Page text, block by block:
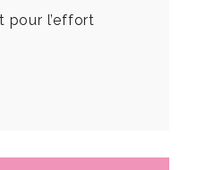
pour l’effort